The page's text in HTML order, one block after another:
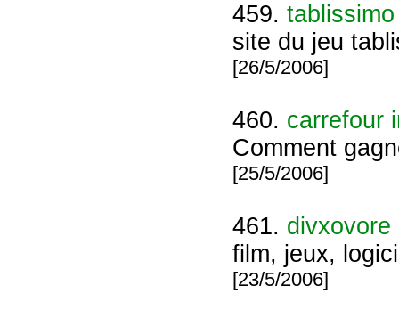
459. tablissimo
site du jeu
[26/5/2006]
460. carrefour
Comment
[25/5/2006]
461. divxovore
film, jeux,
[23/5/2006]